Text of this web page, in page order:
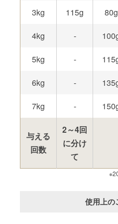
3kg 115g 80g
4kg -
5kg -
6kg -
7kg -
与える
回数
2～4回
に分け
て
使用上の